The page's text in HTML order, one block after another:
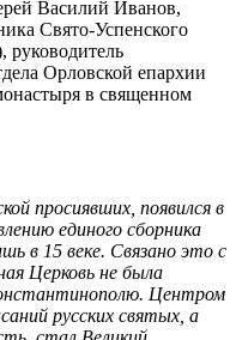
Василий Иванов,
Свято-Успенского
руководитель
Орловской епархии
в священном
просиявших, появился в
единого сборника
в 15 веке. Связано это с
Церковь не была
Центром
русских святых, а